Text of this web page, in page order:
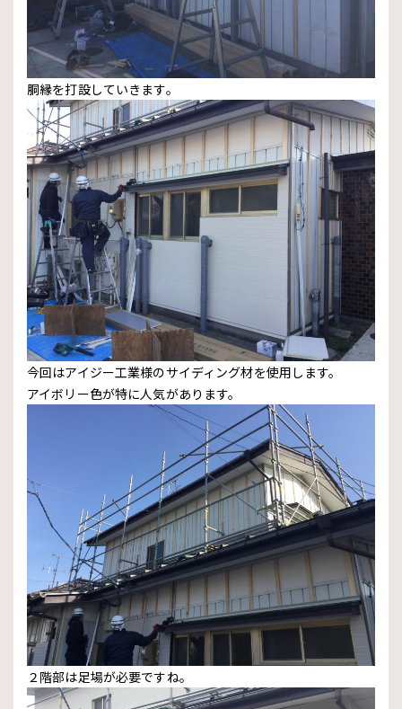
胴縁を打設していきます。
今回はアイジー工業様のサイディング材を使用します。
アイボリー色が特に人気があります。
２階部は足場が必要ですね。